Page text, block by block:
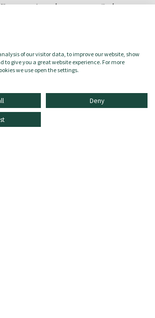
of our visitor data, to improve our website, show
to give you a great website experience. For more
we use open the settings.
Deny
ist das neue Schwarz
MEHR LESEN